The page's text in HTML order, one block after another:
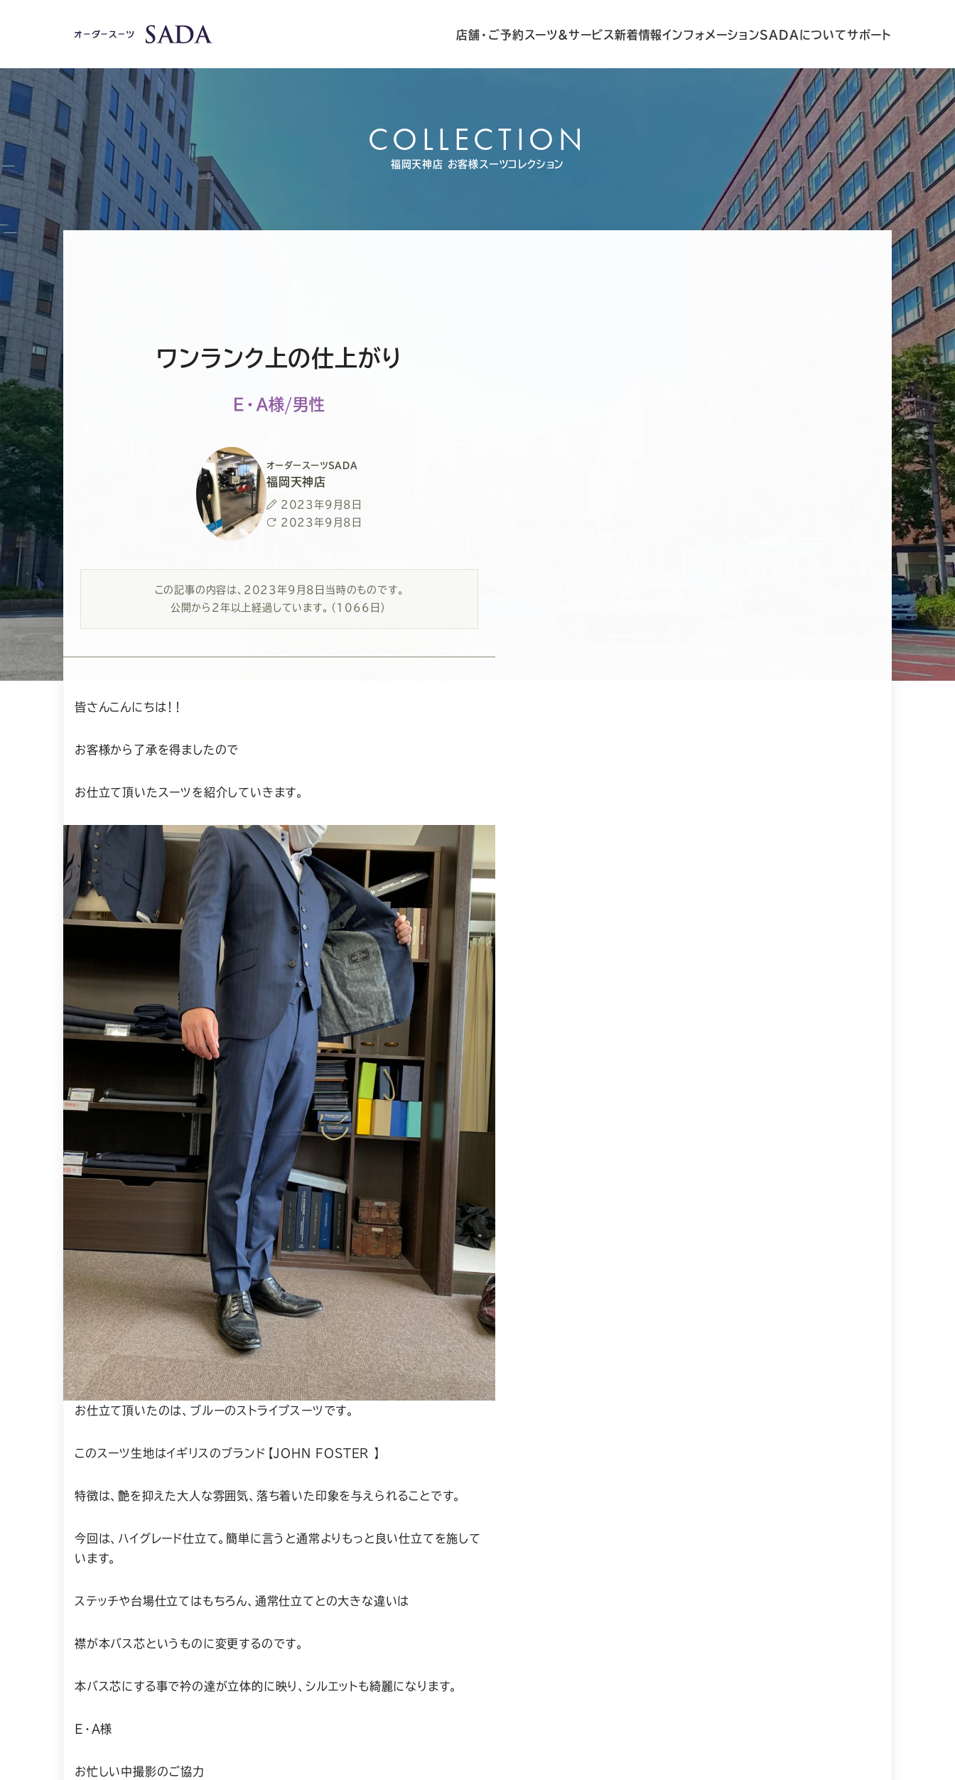
店舗・ご予約 スーツ&サービス新着情報インフォメーションSADAについてサポート
COLLECTION
福岡天神店 お客様スーツコレクション
ワンランク上の仕上がり
Ｅ・Ａ様/男性
オーダースーツSADA
福岡天神店
投
稿
2023年9月8日
最
日
2023年9月8日
この記事の内容は、 2023年9月8日当時のものです。
公開から2年以上経過しています。
（1066日）
皆さんこんにちは！！
お客様から了承を得ましたので
お仕立て頂いたスーツを紹介していきます。
お仕立て頂いたのは、ブルーのストライプスーツです。
このスーツ生地はイギリスのブランド【JOHN FOSTER 】
特徴は、艶を抑えた大人な雰囲気、落ち着いた印象を与えられることです。
今回は、ハイグレード仕立て。簡単に言うと通常よりもっと良い仕立てを施して
います。
ステッチや台場仕立てはもちろん、通常仕立てとの大きな違いは
襟が本バス芯というものに変更するのです。
本バス芯にする事で衿の達が立体的に映り、シルエットも綺麗になります。
Ｅ・Ａ様
お忙しい中撮影のご協力